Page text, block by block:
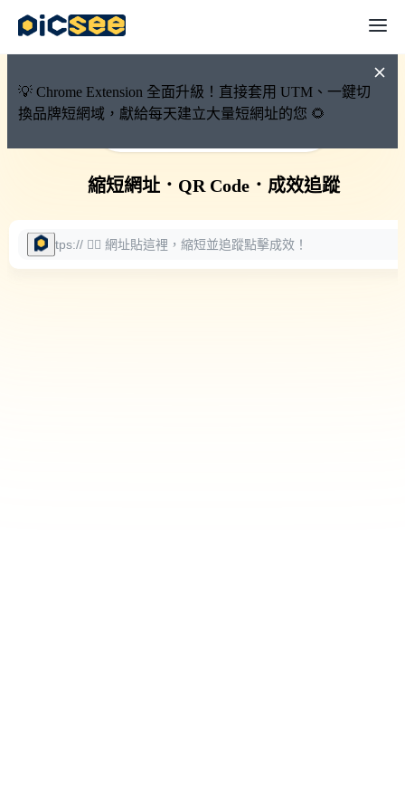
💡 Chrome Extension 全面升級！直接套用 UTM、一鍵切
換品牌短網域，獻給每天建立大量短網址的您 🌻
🚀 PicSee 短網址永久有效
縮短網址． QR Code． 成效追蹤